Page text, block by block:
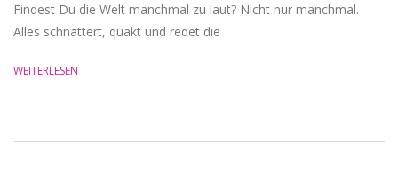
Findest Du die Welt manchmal zu laut? Nicht nur manchmal.
Alles schnattert, quakt und redet die
WEITERLESEN